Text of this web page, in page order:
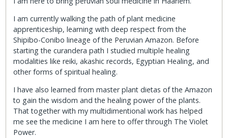
I am currently walking the path of plant medicine
apprenticeship, learning with deep respect from the
Shipibo-Conibo lineage of the Peruvian Amazon. Before
starting the curandera path I studied multiple healing
modalities like reiki, akashic records, Egyptian Healing, and
other forms of spiritual healing.
I have also learned from master plant dietas of the Amazon
to gain the wisdom and the healing power of the plants.
That together with my multidimentional work has helped
me see the medicine I am here to offer through The Violet
Power.